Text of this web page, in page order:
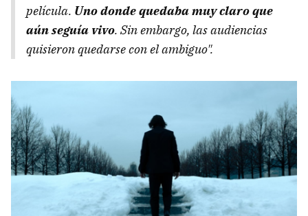
película. Uno donde quedaba muy claro que
aún seguía vivo. Sin embargo, las audiencias
quisieron quedarse con el ambiguo".